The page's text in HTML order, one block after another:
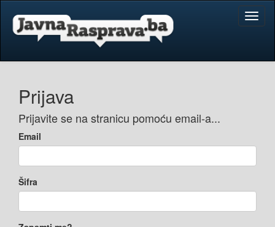
Prijava
Prijavite se na stranicu pomoću email-a...
Email
Šifra